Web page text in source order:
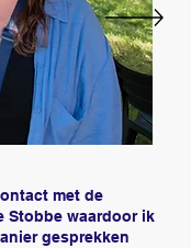
met de
Stobbe waardoor ik
gesprekken